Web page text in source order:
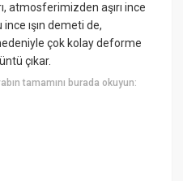
atmosferimizden aşırı ince
ışın demeti de,
çok kolay deforme
çıkar.
tamamını burada okuyun: